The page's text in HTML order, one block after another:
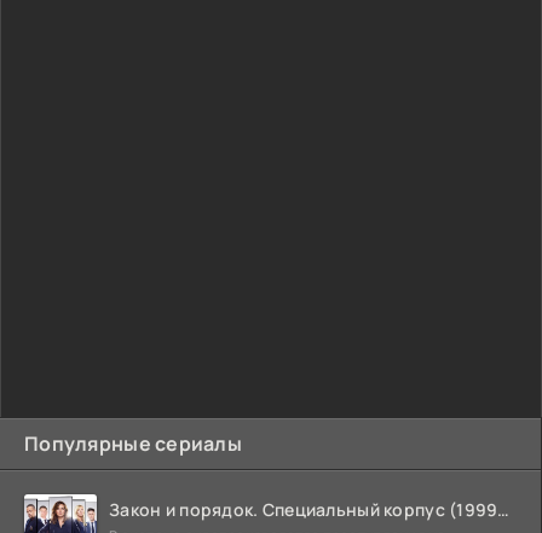
Популярные сериалы
Закон и порядок. Специальный корпус (1999-2026)